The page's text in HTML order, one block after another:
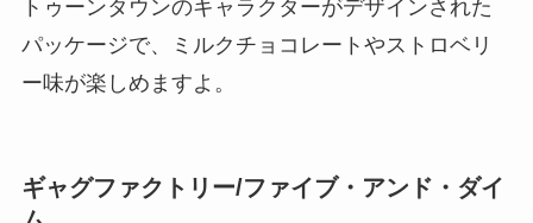
トゥーンタウンのキャラクターがデザインされた
パッケージで、ミルクチョコレートやストロベリ
ー味が楽しめますよ。
ギャグファクトリー/ファイブ・アンド・ダイ